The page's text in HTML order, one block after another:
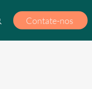
Contate-nos